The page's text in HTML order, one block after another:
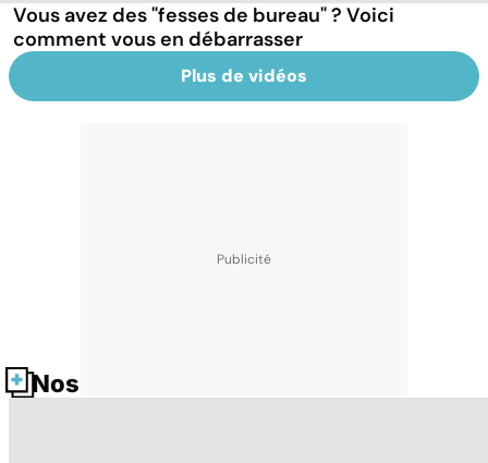
Vous avez des "fesses de bureau" ? Voici
comment vous en débarrasser
Plus de vidéos
Nos fiches santé